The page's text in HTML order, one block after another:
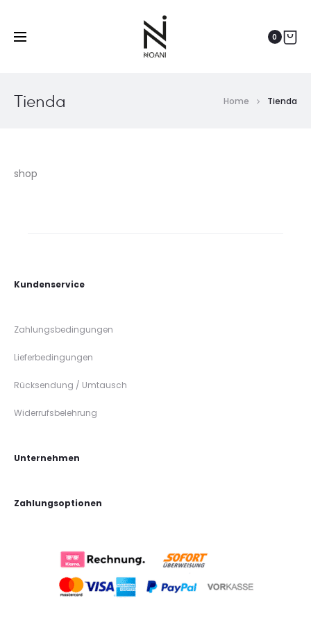
0
Tienda Home Tienda
shop
Kundenservice
Zahlungsbedingungen
Lieferbedingungen
Rücksendung / Umtausch
Widerrufsbelehrung
Unternehmen
Zahlungsoptionen